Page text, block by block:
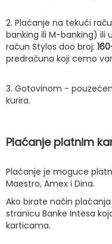
2. Plaćanje na tekući
banking ili M-banking) ili
račun Stylos doo broj:
predračuna koji cemo
3. Gotovinom -
kurira.
Plaćanje platnim
Plaćanje je moguce
Maestro, Amex i Dina.
Ako birate način
stranicu Banke Intesa
karticama.